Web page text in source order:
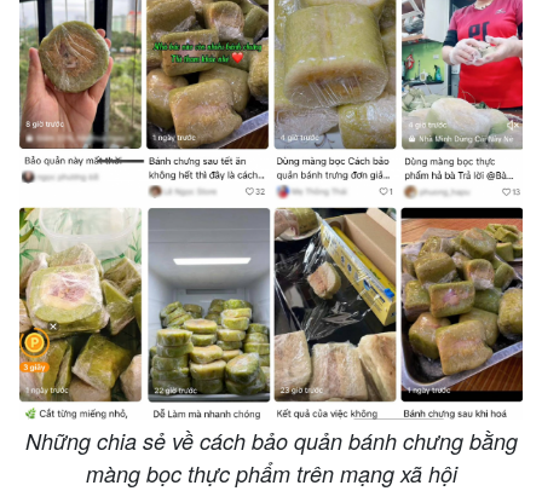
Những chia sẻ về cách bảo quản bánh chưng bằng
màng bọc thực phẩm trên mạng xã hội